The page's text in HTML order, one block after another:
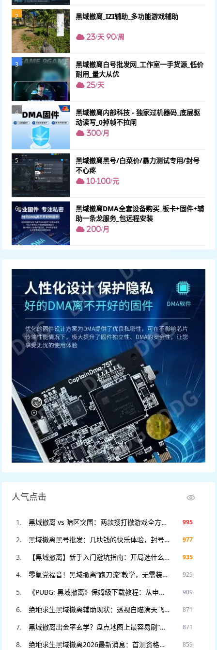
2 黑域撤离_IZI辅助_多功能游戏辅助
23/天 90/周
3
黑域撤离白号批发网_工作室一手货源_低价
耐用_量大从优
25/天
4
黑域撤离内部科技 - 独家过机器码_底层驱
动读写_0掉帧不拉闸
300/月
5
黑域撤离黑号/白菜价/暴力测试专用/封号
不心疼
10-100/元
6
黑域撤离DMA全套设备购买_板卡+固件+辅
助一条龙服务_包远程安装
200/月
人气点击
黑域撤离 vs 暗区突围：两款搜打撤游戏全方位对比，谁才是2025年版本之子？ 995
黑域撤离黑号批发：几块钱的快乐体验，封号不心疼，暴力测试专用！ 977
【黑域撤离】新手入门避坑指南：开局选什么职业？这3个错误千万别犯！ 935
零氪党福音！黑域撤离“跑刀流”教学，无需装备也能把把血赚撤离。 929
《PUBG: 黑域撤离》保姆级下载教程：从申请资格到进入游戏，看这一篇就够了！ 909
绝地求生黑域撤离辅助现状：透视自瞄满天飞？教你如何安全“科技”防封。 871
黑域撤离出金率玄学？盘点地图上最容易刷“大金”的5个隐藏点位！ 871
绝地求生黑域撤离2026最新消息：首测资格如何申请？官网预约入口在此。 859